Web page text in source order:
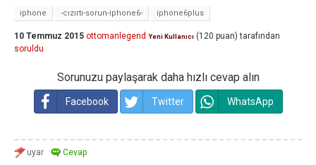
iphone -cızırtı-sorun-iphone6- iphone6plus
10 Temmuz 2015 ottomanlegend Yeni Kullanıcı (120 puan) tarafından
soruldu
Sorunuzu paylaşarak daha hızlı cevap alın
Facebook Twitter WhatsApp